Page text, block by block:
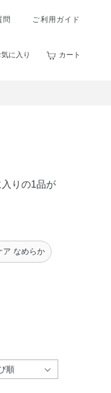
問 ご利用ガイド
気に入り カート
りの1品が
ア なめらか